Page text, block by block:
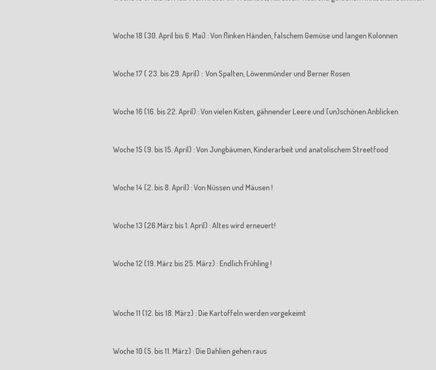
Woche 18 (30. April bis 6. Mai) : Von flinken Händen, falschem Gemüse und langen Kolonnen
Woche 17 ( 23. bis 29. April) : Von Spalten, Löwenmünder und Berner Rosen
Woche 16 (16. bis 22. April) : Von vielen Kisten, gähnender Leere und (un)schönen Anblicken
Woche 15 (9. bis 15. April) : Von Jungbäumen, Kinderarbeit und anatolischem Streetfood
Woche 14 (2. bis 8. April) : Von Nüssen und Mäusen !
Woche 13 (26.März bis 1. April) : Altes wird erneuert!
Woche 12 (19. März bis 25. März) : Endlich Frühling !
Woche 11 (12. bis 18. März) : Die Kartoffeln werden vorgekeimt
Woche 10 (5. bis 11. März) : Die Dahlien gehen raus